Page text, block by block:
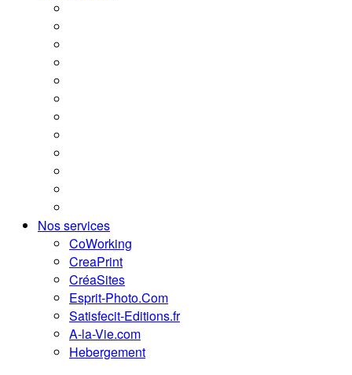
Nos services
CoWorking
CreaPrint
CréaSites
Esprit-Photo.Com
Satisfecit-Editions.fr
A-la-Vie.com
Hebergement